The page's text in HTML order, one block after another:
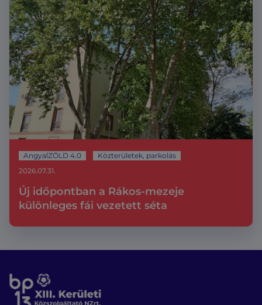
AngyalZÖLD 4.0 Közterületek, parkolás
Új időpontban a Rákos-mezeje
különleges fái vezetett séta
2026.07.31.